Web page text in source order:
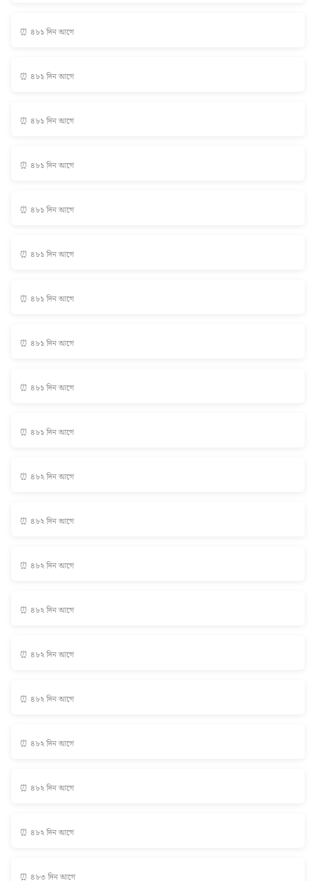
⏰ ৪৮১ দিন আগে
⏰ ৪৮১ দিন আগে
⏰ ৪৮১ দিন আগে
⏰ ৪৮১ দিন আগে
⏰ ৪৮১ দিন আগে
⏰ ৪৮১ দিন আগে
⏰ ৪৮১ দিন আগে
⏰ ৪৮১ দিন আগে
⏰ ৪৮১ দিন আগে
⏰ ৪৮১ দিন আগে
⏰ ৪৮২ দিন আগে
⏰ ৪৮২ দিন আগে
⏰ ৪৮২ দিন আগে
⏰ ৪৮২ দিন আগে
⏰ ৪৮২ দিন আগে
⏰ ৪৮২ দিন আগে
⏰ ৪৮২ দিন আগে
⏰ ৪৮২ দিন আগে
⏰ ৪৮২ দিন আগে
⏰ ৪৮৩ দিন আগে